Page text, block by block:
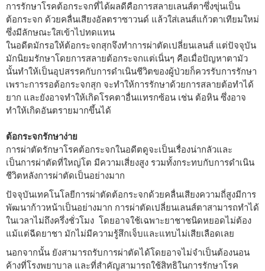
การรักษาโรคต้อกระจกที่ได้ผลดีคือการสลายเลนส์ตาซึ่งขุ่นเป็น
ต้อกระจก ด้วยคลื่นเสียงอัลตราซาวนด์ แล้วใส่เลนส์แก้วตาเทียมใหม่
ซึ่งมีลักษณะใสเข้าไปทดแทน
ในอดีตมักรอให้ต้อกระจกสุกจึงทำการผ่าตัดเปลี่ยนเลนส์ แต่ปัจจุบัน
มักนิยมรักษาโดยการสลายต้อกระจกแต่เนิ่นๆ คือเมื่อปัญหาตามัว
นั้นทำให้เป็นอุปสรรคกับการดำเนินชีวิตของผู้ป่วยก็ควรรับการรักษา
เพราะการรอต้อกระจกสุก จะทำให้การรักษาด้วยการสลายต้อทำได้
ยาก และยังอาจทำให้เกิดโรคตาอื่นแทรกซ้อน เช่น ต้อหิน ซึ่งอาจ
ทำให้เกิดอันตรายมากขึ้นได้
ต้อกระจกรักษาง่าย
การผ่าตัดรักษาโรคต้อกระจกในอดีตดูจะเป็นเรื่องน่ากลัวและ
เป็นการผ่าตัดที่ใหญ่โต มีความเสี่ยงสูง รวมทั้งกระทบกับการดำเนิน
ชีวิตหลังการผ่าตัดเป็นอย่างมาก
ปัจจุบันเทคโนโลยีการผ่าตัดต้อกระจกด้วยคลื่นเสียงความถี่สูงมีการ
พัฒนาก้าวหน้าเป็นอย่างมาก การผ่าตัดเปลี่ยนเลนส์ตาสามารถทำได้
ในเวลาไม่ถึงครึ่งชั่วโมง โดยอาจใช้เฉพาะยาชาชนิดหยอดไม่ต้อง
แม้แต่ฉีดยาชา มักไม่มีความรู้สึกเจ็บและแทบไม่เสียเลือดเลย
นอกจากนั้น ยังสามารถรับการผ่าตัดได้โดยอาจไม่จำเป็นต้องนอน
ค้างที่โรงพยาบาล และที่สำคัญสามารถใช้สิทธิในการรักษาโรค